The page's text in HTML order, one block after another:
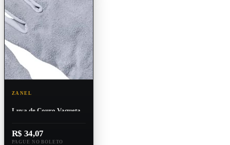
ZANEL
Luva de Couro Vaqueta
Ca:16072
R$ 34,07
PAGUE NO BOLETO